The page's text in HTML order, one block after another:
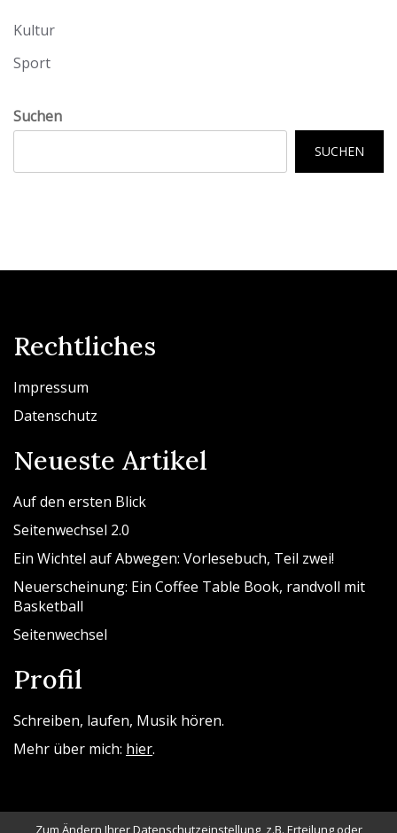
Kultur
Sport
Suchen
SUCHEN
Rechtliches
Impressum
Datenschutz
Neueste Artikel
Auf den ersten Blick
Seitenwechsel 2.0
Ein Wichtel auf Abwegen: Vorlesebuch, Teil zwei!
Neuerscheinung: Ein Coffee Table Book, randvoll mit
Basketball
Seitenwechsel
Profil
Schreiben, laufen, Musik hören.
Mehr über mich: hier.
Zum Ändern Ihrer Datenschutzeinstellung, z.B. Erteilung oder